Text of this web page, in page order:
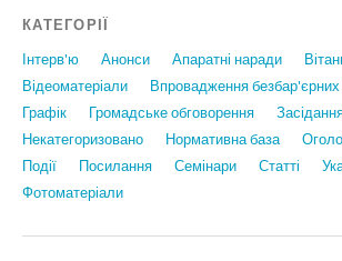
КАТЕГОРІЇ
Інтерв'ю Анонси Апаратні наради
Відеоматеріали
Впровадження безбар'єрних
Графiк
Громадське обговорення
Некатегоризовано
Нормативна база
Події
Посилання Семінари Статтi
Фотоматеріали